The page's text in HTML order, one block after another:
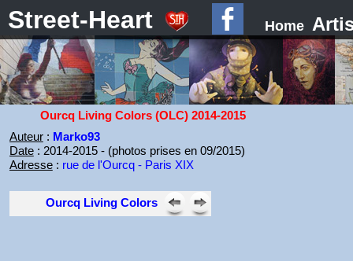
Street-Heart Home
Ourcq Living Colors (OLC) 2014-2015
Auteur: Marko93
Date: 2014-2015 - (photos prises en 09/2015)
Adresse: rue de l'Ourcq - Paris XIX
Ourcq Living Colors